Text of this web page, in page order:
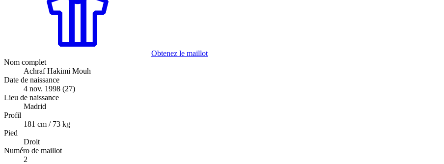
Obtenez le maillot
Nom complet
Achraf Hakimi Mouh
Date de naissance
4 nov. 1998 (27)
Lieu de naissance
Madrid
Profil
181 cm / 73 kg
Pied
Droit
Numéro de maillot
2